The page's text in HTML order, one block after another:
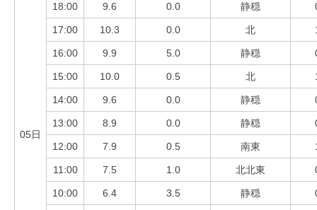
05日
18:00 9.6 0.0 静穏
17:00 10.3 0.0 北
16:00 9.9 5.0 静穏
15:00 10.0 0.5 北
14:00 9.6 0.0 静穏
13:00 8.9 0.0 静穏
12:00 7.9 0.5 南東
11:00 7.5 1.0 北北東
10:00 6.4 3.5 静穏